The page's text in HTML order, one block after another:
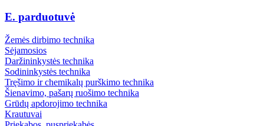
E. parduotuvė
Žemės dirbimo technika
Sėjamosios
Daržininkystės technika
Sodininkystės technika
Tręšimo ir chemikalų purškimo technika
Šienavimo, pašarų ruošimo technika
Grūdų apdorojimo technika
Krautuvai